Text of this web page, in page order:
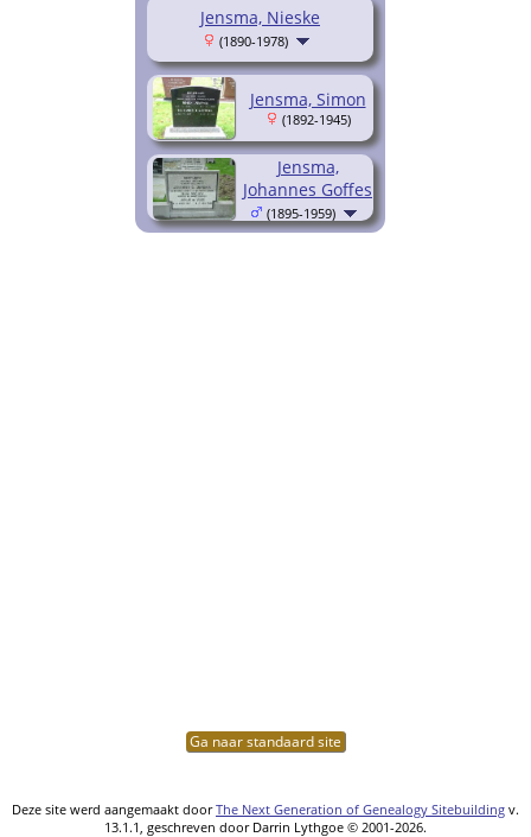
Jensma, Nieske
(1890-1978)
Jensma, Simon
(1892-1945)
Jensma,
Johannes Goffes
(1895-1959)
Ga naar standaard site
Deze site werd aangemaakt doorThe Next Generation of Genealogy Sitebuilding v.
13.1.1, geschreven door Darrin Lythgoe © 2001-2026.